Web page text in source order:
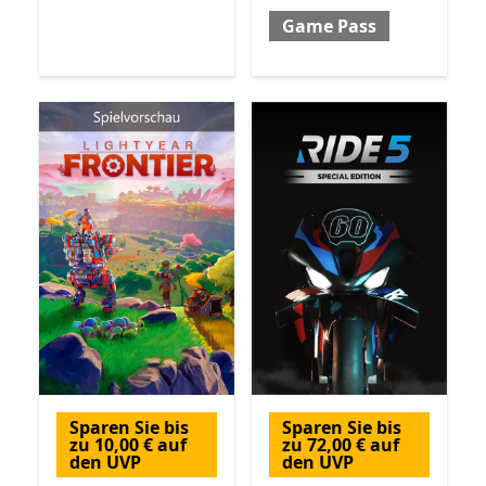
Game Pass
Sparen Sie bis
zu 10,00 € auf
den UVP
Sparen Sie bis
zu 72,00 € auf
den UVP